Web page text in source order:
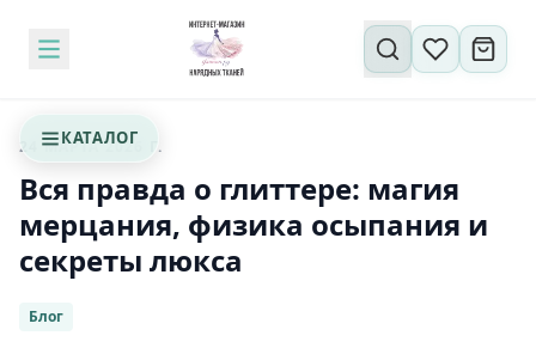
КАТАЛОГ
Поиск по сайту
24 МАРТА 2026 Г.
Вся правда о глиттере: магия
мерцания, физика осыпания и
секреты люкса
Блог